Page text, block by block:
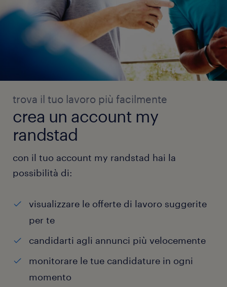
trova il tuo lavoro più facilmente
crea un account my
randstad
con il tuo account my randstad hai la
possibilità di:
visualizzare le offerte di lavoro suggerite
per te
candidarti agli annunci più velocemente
monitorare le tue candidature in ogni
momento